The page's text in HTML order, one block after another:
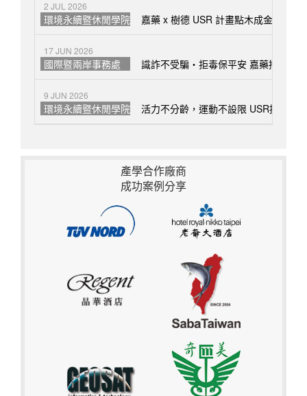
2 JUL 2026
環境永續暨休閒學院 嘉藥 x 樹德 USR 計畫點木成金 攜手
17 JUN 2026
國際暨兩岸事務處 識詐不受騙・拒毒保平安 嘉藥攜手軍
9 JUN 2026
環境永續暨休閒學院 活力不分齡，運動不設限 USR攜手社
產學合作廠商
成功案例分享